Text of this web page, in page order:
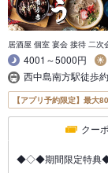
居酒屋 個室 宴会 接待 二次
4001～5000円
西中島南方駅徒歩
【アプリ予約限定】最大
クー
◆◇◆期間限定特典